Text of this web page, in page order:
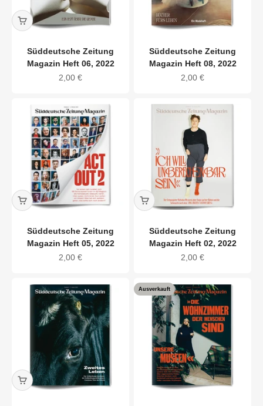
Süddeutsche Zeitung
Magazin Heft 06, 2022
Angebot
2,00 €
Süddeutsche Zeitung
Magazin Heft 08, 2022
Angebot
2,00 €
Süddeutsche Zeitung
Magazin Heft 05, 2022
Angebot
2,00 €
Süddeutsche Zeitung
Magazin Heft 02, 2022
Angebot
2,00 €
Ausverkauft